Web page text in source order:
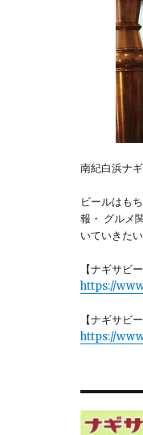
南紀白浜ナ
ビールはも
報・ グルメ
いていきた
【ナギサビ
https://
【ナギサビ
https://